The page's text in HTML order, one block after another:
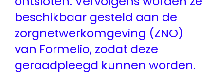
beschikbaar gesteld aan de
zorgnetwerkomgeving (ZNO)
van Formelio, zodat deze
geraadpleegd kunnen worden.